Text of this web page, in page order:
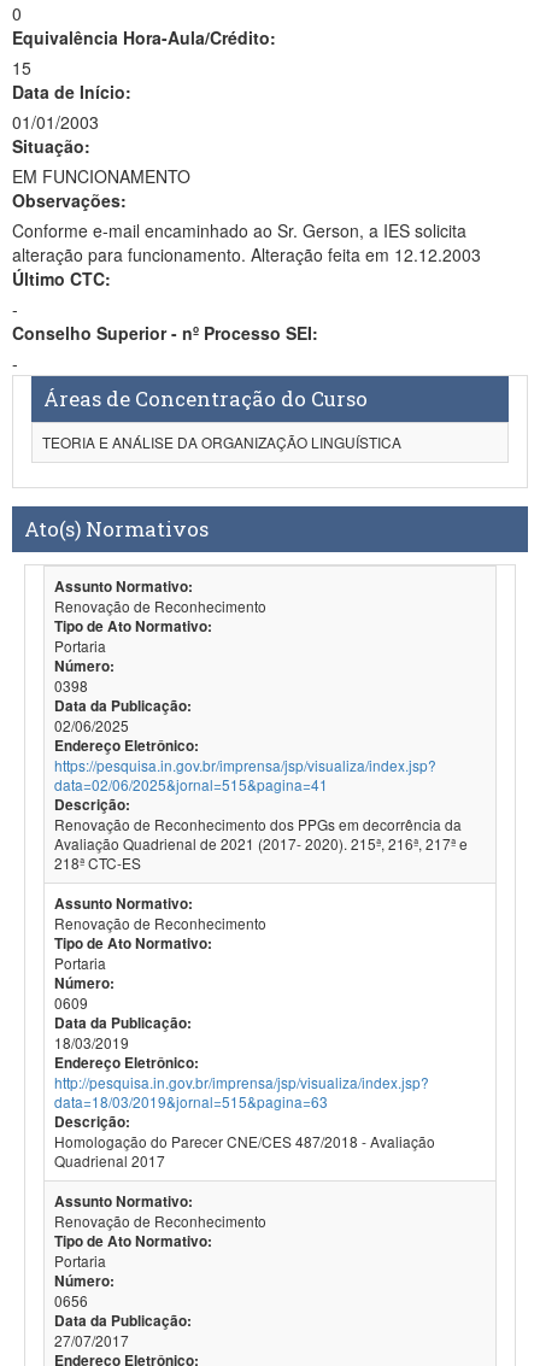
0
Equivalência Hora-Aula/Crédito:
15
Data de Início:
01/01/2003
Situação:
EM FUNCIONAMENTO
Observações:
Conforme e-mail encaminhado ao Sr. Gerson, a IES solicita
alteração para funcionamento. Alteração feita em 12.12.2003
Último CTC:
-
Conselho Superior - nº Processo SEI:
-
Áreas de Concentração do Curso
TEORIA E ANÁLISE DA ORGANIZAÇÃO LINGUÍSTICA
Ato(s) Normativos
Assunto Normativo:
Renovação de Reconhecimento
Tipo de Ato Normativo:
Portaria
Número:
0398
Data da Publicação:
02/06/2025
Endereço Eletrônico:
https://pesquisa.in.gov.br/imprensa/jsp/visualiza/index.jsp?
data=02/06/2025&jornal=515&pagina=41
Descrição:
Renovação de Reconhecimento dos PPGs em decorrência da
Avaliação Quadrienal de 2021 (2017- 2020). 215ª, 216ª, 217ª e
218ª CTC-ES
Assunto Normativo:
Renovação de Reconhecimento
Tipo de Ato Normativo:
Portaria
Número:
0609
Data da Publicação:
18/03/2019
Endereço Eletrônico:
http://pesquisa.in.gov.br/imprensa/jsp/visualiza/index.jsp?
data=18/03/2019&jornal=515&pagina=63
Descrição:
Homologação do Parecer CNE/CES 487/2018 - Avaliação
Quadrienal 2017
Assunto Normativo:
Renovação de Reconhecimento
Tipo de Ato Normativo:
Portaria
Número:
0656
Data da Publicação:
27/07/2017
Endereço Eletrônico: